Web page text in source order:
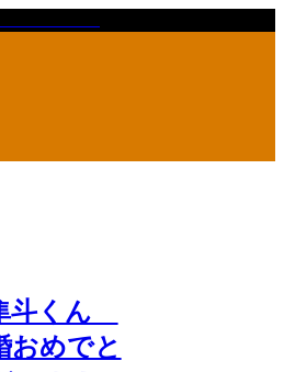
斗くん
おめでと